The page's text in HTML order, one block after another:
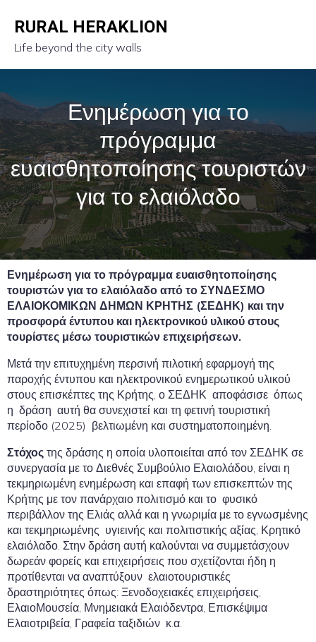
RURAL HERAKLION
Life beyond the city walls
Ενημέρωση για το
πρόγραμμα
ευαισθητοποίησης τουριστών
για το ελαιόλαδο
Ενημέρωση για το πρόγραμμα ευαισθητοποίησης
τουριστών για το ελαιόλαδο από το ΣΥΝΔΕΣΜΟ
ΕΛΑΙΟΚΟΜΙΚΩΝ ΔΗΜΩΝ ΚΡΗΤΗΣ (ΣΕΔΗΚ) και την
προσφορά έντυπου και ηλεκτρονικού υλικού στους
τουρίστες μέσω τουριστικών επιχειρήσεων.
Μετά την επιτυχημένη περσινή πιλοτική εφαρμογή της
παροχής έντυπου και ηλεκτρονικού ενημερωτικού υλικού
στους επισκέπτες της Κρήτης, ο ΣΕΔΗΚ αποφάσισε όπως
η δράση αυτή θα συνεχιστεί και τη φετινή τουριστική
περίοδο (2025) βελτιωμένη και συστηματοποιημένη.
Στόχος της δράσης η οποία υλοποιείται από τον ΣΕΔΗΚ σε
συνεργασία με το Διεθνές Συμβούλιο Ελαιολάδου, είναι η
τεκμηριωμένη ενημέρωση και επαφή των επισκεπτών της
Κρήτης με τον πανάρχαιο πολιτισμό και το φυσικό
περιβάλλον της Ελιάς αλλά και η γνωριμία με το εγνωσμένης
και τεκμηριωμένης υγιεινής και πολιτιστικής αξίας, Κρητικό
ελαιόλαδο. Στην δράση αυτή καλούνται να συμμετάσχουν
δωρεάν φορείς και επιχειρήσεις που σχετίζονται ήδη η
προτίθενται να αναπτύξουν ελαιοτουριστικές
δραστηριότητες όπως: Ξενοδοχειακές επιχειρήσεις,
ΕλαιοΜουσεία, Μνημειακά Ελαιόδεντρα, Επισκέψιμα
Ελαιοτριβεία, Γραφεία ταξιδιών κ.α.